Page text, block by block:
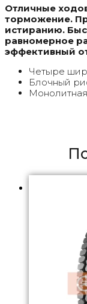
Отличные
торможение.
истиранию.
равномерное
эффективный
Четыре
Блочный